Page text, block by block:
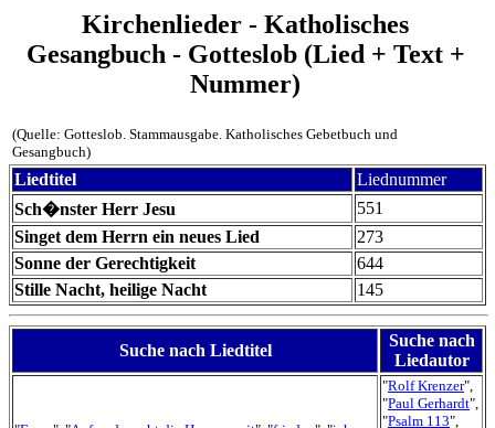
Kirchenlieder - Katholisches
Gesangbuch - Gotteslob (Lied + Text +
Nummer)
(Quelle: Gotteslob. Stammausgabe. Katholisches Gebetbuch und
Gesangbuch)
Liedtitel
Liednummer
Sch�nster Herr Jesu
551
Singet dem Herrn ein neues Lied
273
Sonne der Gerechtigkeit
644
Stille Nacht, heilige Nacht
145
Suche nach Liedtitel
Suche nach
Liedautor
"Rolf Krenzer",
"Paul Gerhardt",
"Psalm 113",